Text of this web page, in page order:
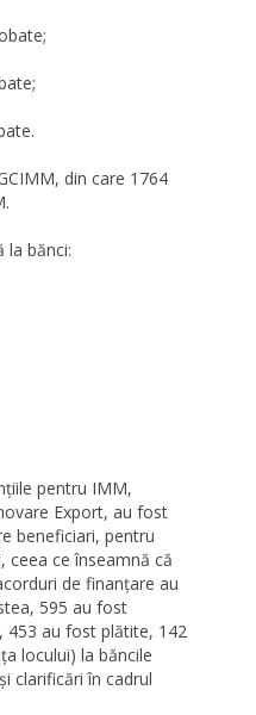
din care 1764
la bănci:
pentru IMM,
Export, au fost
beneficiari, pentru
ceea ce înseamnă că
de finanțare au
595 au fost
453 au fost plătite, 142
locului) la băncile
clarificări în cadrul